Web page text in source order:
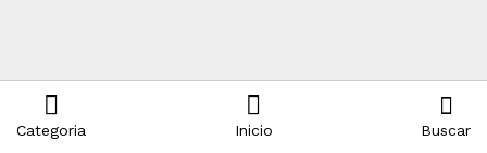
Categoria Inicio Buscar